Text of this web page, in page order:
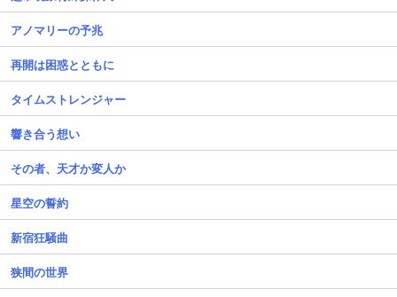
アノマリーの予兆
再開は困惑とともに
タイムストレンジャー
響き合う想い
その者、天才か変人か
星空の誓約
新宿狂騒曲
狭間の世界